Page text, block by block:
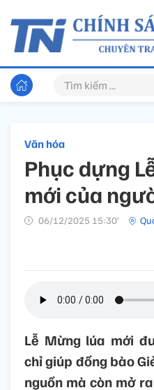
Văn hóa
Phục dựng
mới của
06/12/2025 15:30’
Lễ Mừng lúa mới
chỉ giúp đồng bào
nguồn mà còn mở